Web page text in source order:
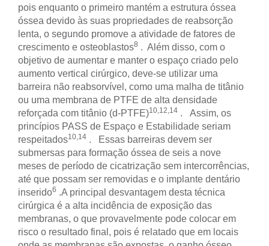
pois enquanto o primeiro mantém a estrutura óssea
óssea devido às suas propriedades de reabsorção
lenta, o segundo promove a atividade de fatores de
crescimento e osteoblastos8 . Além disso, com o
objetivo de aumentar e manter o espaço criado pelo
aumento vertical cirúrgico, deve-se utilizar uma
barreira não reabsorvível, como uma malha de titânio
ou uma membrana de PTFE de alta densidade
reforçada com titânio (d-PTFE)10,12,14 . Assim, os
princípios PASS de Espaço e Estabilidade seriam
respeitados10,14 . Essas barreiras devem ser
submersas para formação óssea de seis a nove
meses de período de cicatrização sem intercorrências,
até que possam ser removidas e o implante dentário
inserido6 .A principal desvantagem desta técnica
cirúrgica é a alta incidência de exposição das
membranas, o que provavelmente pode colocar em
risco o resultado final, pois é relatado que em locais